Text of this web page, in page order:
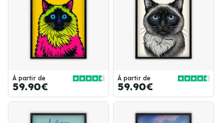
À partir de
59.90€
À partir de
59.90€